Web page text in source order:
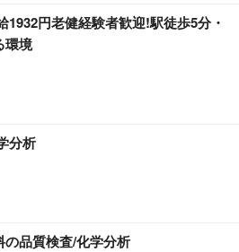
円老健経験者歓迎!駅徒歩5分・
環境
分析
品質検査/化学分析